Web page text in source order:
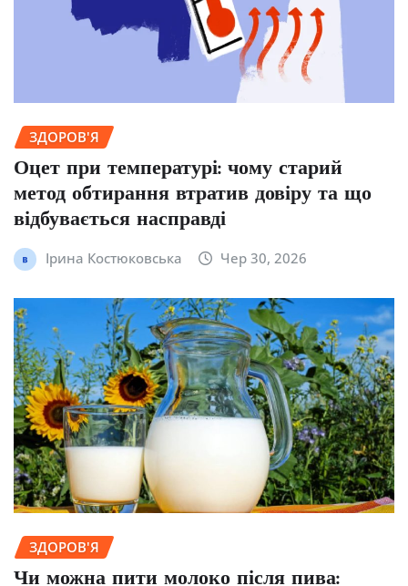
ЗДОРОВ'Я
Оцет при температурі: чому старий
метод обтирання втратив довіру та що
відбувається насправді
Ірина Костюковська Чер 30, 2026
ЗДОРОВ'Я
Чи можна пити молоко після пива: